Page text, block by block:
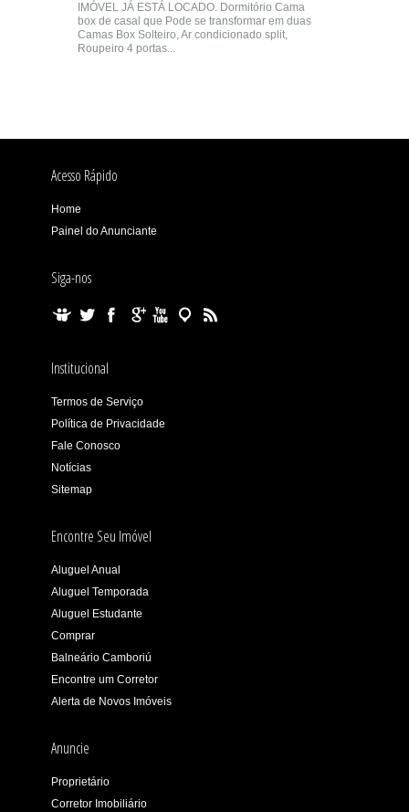
IMÓVEL JÁ ESTÁ LOCADO. Dormitório Cama
box de casal que Pode se transformar em duas
Camas Box Solteiro, Ar condicionado split,
Roupeiro 4 portas...
Acesso Rápido
Home
Painel do Anunciante
Siga-nos
Institucional
Termos de Serviço
Política de Privacidade
Fale Conosco
Notícias
Sitemap
Encontre Seu Imóvel
Aluguel Anual
Aluguel Temporada
Aluguel Estudante
Comprar
Balneário Camboriú
Encontre um Corretor
Alerta de Novos Imóveis
Anuncie
Proprietário
Corretor Imobiliário